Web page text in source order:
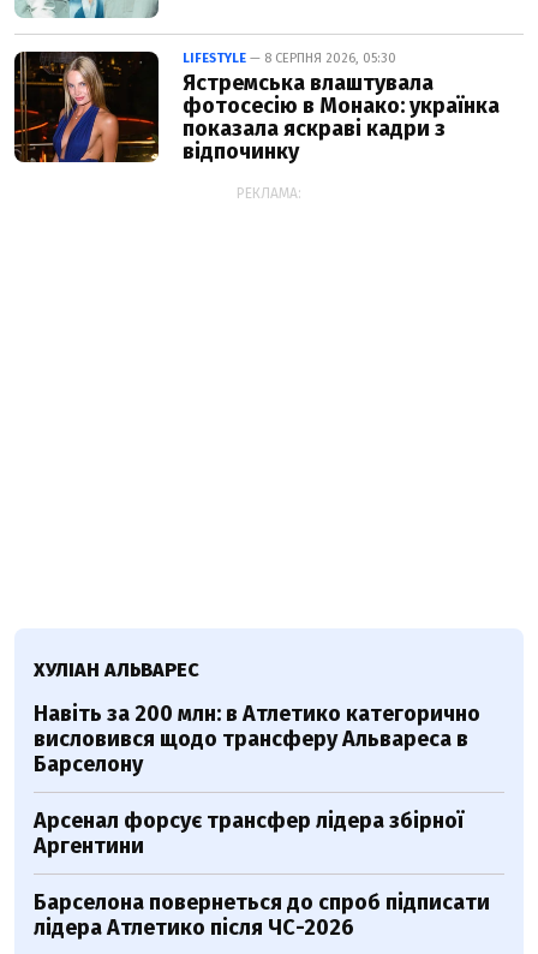
LIFESTYLE — 8 СЕРПНЯ 2026, 05:30
Ястремська влаштувала
фотосесію в Монако: українка
показала яскраві кадри з
відпочинку
РЕКЛАМА:
ХУЛІАН АЛЬВАРЕС
Навіть за 200 млн: в Атлетико категорично
висловився щодо трансферу Альвареса в
Барселону
Арсенал форсує трансфер лідера збірної
Аргентини
Барселона повернеться до спроб підписати
лідера Атлетико після ЧС-2026